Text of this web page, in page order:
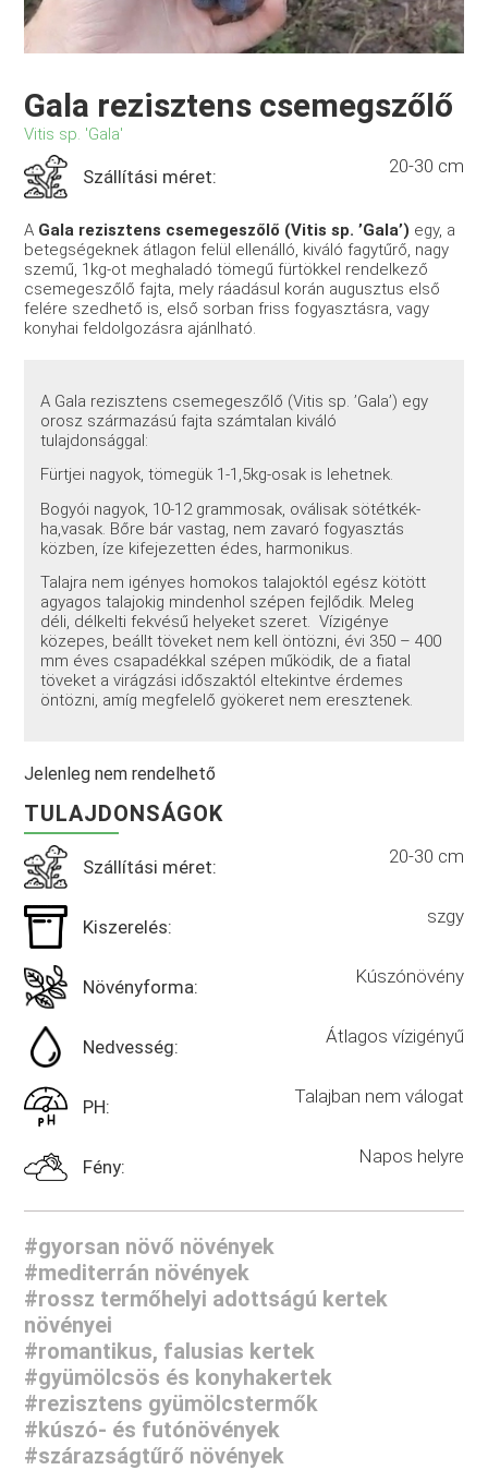
Gala rezisztens csemegszőlő
Vitis sp. 'Gala'
Szállítási méret: 20-30 cm
A Gala rezisztens csemegeszőlő (Vitis sp. ’Gala’) egy, a
betegségeknek átlagon felül ellenálló, kiváló fagytűrő, nagy
szemű, 1kg-ot meghaladó tömegű fürtökkel rendelkező
csemegeszőlő fajta, mely ráadásul korán augusztus első
felére szedhető is, első sorban friss fogyasztásra, vagy
konyhai feldolgozásra ajánlható.
A Gala rezisztens csemegeszőlő (Vitis sp. ’Gala’) egy
orosz származású fajta számtalan kiváló
tulajdonsággal:
Fürtjei nagyok, tömegük 1-1,5kg-osak is lehetnek.
Bogyói nagyok, 10-12 grammosak, oválisak sötétkék-
ha,vasak. Bőre bár vastag, nem zavaró fogyasztás
közben, íze kifejezetten édes, harmonikus.
Talajra nem igényes homokos talajoktól egész kötött
agyagos talajokig mindenhol szépen fejlődik. Meleg
déli, délkelti fekvésű helyeket szeret. Vízigénye
közepes, beállt töveket nem kell öntözni, évi 350 – 400
mm éves csapadékkal szépen működik, de a fiatal
töveket a virágzási időszaktól eltekintve érdemes
öntözni, amíg megfelelő gyökeret nem eresztenek.
Jelenleg nem rendelhető
TULAJDONSÁGOK
Szállítási méret: 20-30 cm
Kiszerelés: szgy
Növényforma: Kúszónövény
Nedvesség: Átlagos vízigényű
PH: Talajban nem válogat
Fény: Napos helyre
#gyorsan növő növények
#mediterrán növények
#rossz termőhelyi adottságú kertek
növényei
#romantikus, falusias kertek
#gyümölcsös és konyhakertek
#rezisztens gyümölcstermők
#kúszó- és futónövények
#szárazságtűrő növények